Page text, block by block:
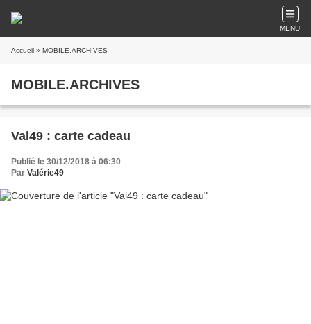
MENU
Accueil » MOBILE.ARCHIVES
MOBILE.ARCHIVES
Val49 : carte cadeau
Publié le 30/12/2018 à 06:30
Par Valérie49